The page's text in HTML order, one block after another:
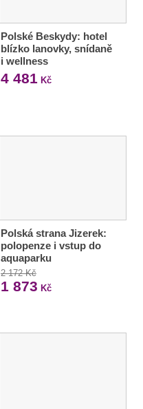
Polské Beskydy: hotel
blízko lanovky, snídaně
i wellness
4 481 Kč
Polská strana Jizerek:
polopenze i vstup do
aquaparku
2 172 Kč
1 873 Kč